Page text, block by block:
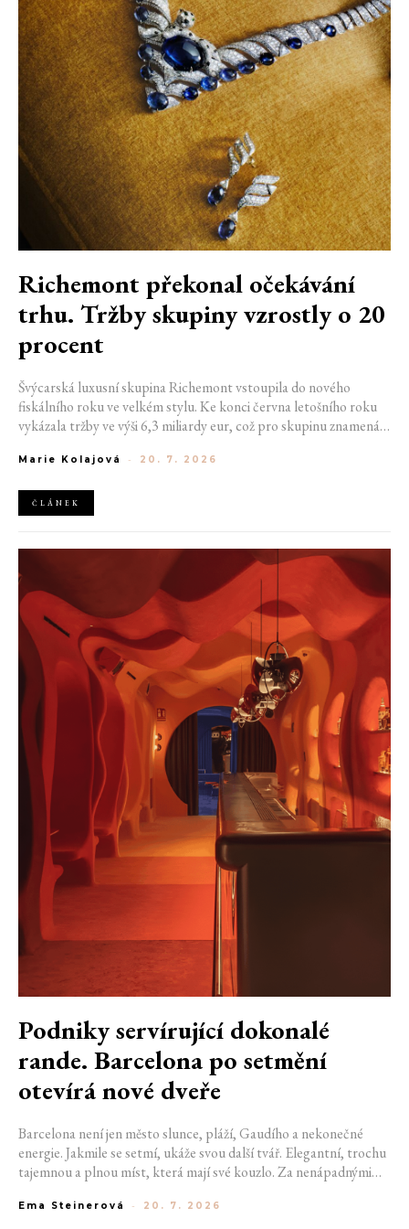
Richemont překonal očekávání
trhu. Tržby skupiny vzrostly o 20
procent
Švýcarská luxusní skupina Richemont vstoupila do nového
fiskálního roku ve velkém stylu. Ke konci června letošního roku
vykázala tržby ve výši 6,3 miliardy eur, což pro skupinu znamená
luxusním zůstává i přes přetrvávající ekonomickou nejistotu
Marie Kolajová - 20. 7. 2026
ČLÁNEK
Podniky servírující dokonalé
rande. Barcelona po setmění
otevírá nové dveře
Barcelona není jen město slunce, pláží, Gaudího a nekonečné
energie. Jakmile se setmí, ukáže svou další tvář. Elegantní, trochu
tajemnou a plnou míst, která mají své kouzlo. Za nenápadnými
správná hudba. Pokud hledáte místo na rande, na které budete
Ema Steinerová - 20. 7. 2026